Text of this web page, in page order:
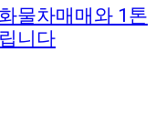
물차매매와 1톤
니다